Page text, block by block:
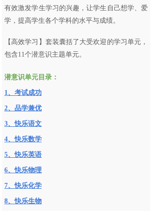
有效激发学生学习的兴趣，让学生自己想学、爱
学，提高学生各个学科的水平与成绩。
【高效学习】套装囊括了大受欢迎的学习单元，
包含11个潜意识主题单元。
潜意识单元目录：
1、考试成功
2、品学兼优
3、快乐语文
4、快乐数学
5、快乐英语
6、快乐物理
7、快乐化学
8、快乐生物